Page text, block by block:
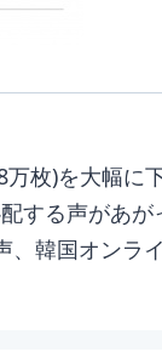
万枚)を大
する声があ
韓国オンラ